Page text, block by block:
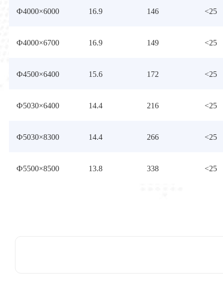
Ф4000×6000 16.9 146 <25
Ф4000×6700 16.9 149 <25
Ф4500×6400 15.6 172 <25
Ф5030×6400 14.4 216 <25
Ф5030×8300 14.4 266 <25
Ф5500×8500 13.8 338 <25